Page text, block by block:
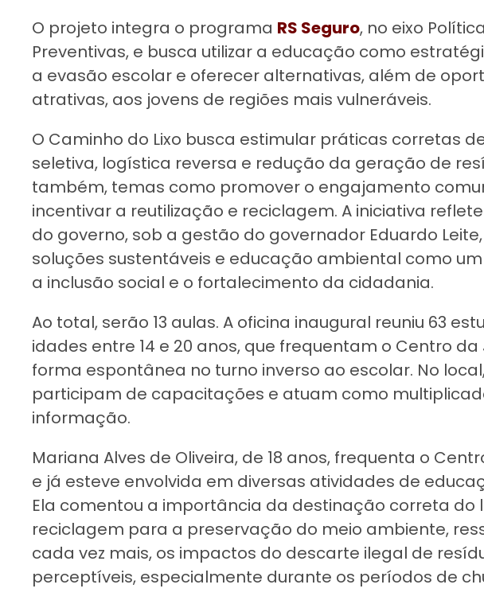
O projeto integra o programa RS Seguro, no eixo
Preventivas, e busca utilizar a educação como
a evasão escolar e oferecer alternativas, além de
atrativas, aos jovens de regiões mais vulneráveis.
O Caminho do Lixo busca estimular práticas corretas
seletiva, logística reversa e redução da geração de
também, temas como promover o engajamento
incentivar a reutilização e reciclagem. A iniciativa
do governo, sob a gestão do governador Eduardo
soluções sustentáveis e educação ambiental como
a inclusão social e o fortalecimento da cidadania.
Ao total, serão 13 aulas. A oficina inaugural reuniu 63
idades entre 14 e 20 anos, que frequentam o Centro
forma espontânea no turno inverso ao escolar. No
participam de capacitações e atuam como
informação.
Mariana Alves de Oliveira, de 18 anos, frequenta o
e já esteve envolvida em diversas atividades de
Ela comentou a importância da destinação correta do
reciclagem para a preservação do meio ambiente,
cada vez mais, os impactos do descarte ilegal de
perceptíveis, especialmente durante os períodos de